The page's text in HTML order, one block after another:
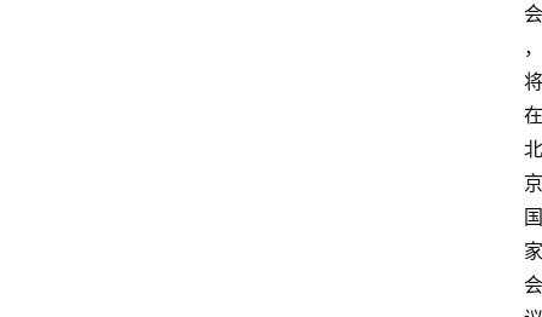
会
，
将
在
北
京
国
家
会